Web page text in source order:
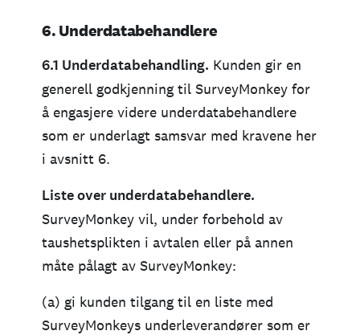
6. Underdatabehandlere
6.1 Underdatabehandling. Kunden gir en
generell godkjenning til SurveyMonkey for
å engasjere videre underdatabehandlere
som er underlagt samsvar med kravene her
i avsnitt 6.
Liste over underdatabehandlere.
SurveyMonkey vil, under forbehold av
taushetsplikten i avtalen eller på annen
måte pålagt av SurveyMonkey:
(a) gi kunden tilgang til en liste med
SurveyMonkeys underleverandører som er